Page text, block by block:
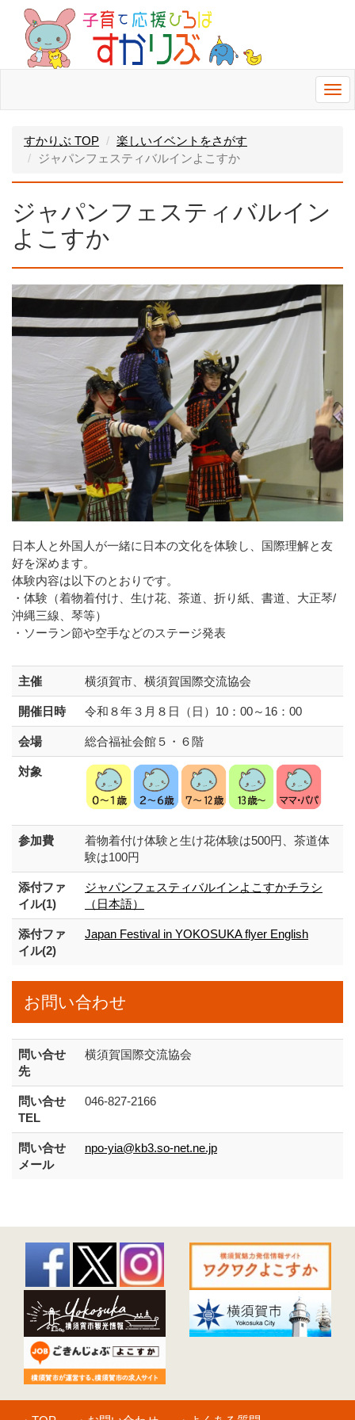
すかりぶ TOP
楽しいイベントをさがす
ジャパンフェスティバルインよこすか
ジャパンフェスティバルイン
よこすか
日本人と外国人が一緒に日本の文化を体験し、国際理解と友
好を深めます。
体験内容は以下のとおりです。
・体験（着物着付け、⽣け花、茶道、折り紙、書道、⼤正琴/
沖縄三線、琴等）
・ソーラン節や空手などのステージ発表
主催 横須賀市、横須賀国際交流協会
開催日時 令和８年３月８日（日）10：00～16：00
会場 総合福祉会館５・６階
対象
参加費
着物着付け体験と生け花体験は500円、茶道体
験は100円
添付ファ
イル(1)
ジャパンフェスティバルインよこすかチラシ
（日本語）
添付ファ
イル(2)
Japan Festival in YOKOSUKA flyer English
お問い合わせ
問い合せ
先
横須賀国際交流協会
問い合せ
TEL
046-827-2166
問い合せ
メール
npo-yia@kb3.so-net.ne.jp